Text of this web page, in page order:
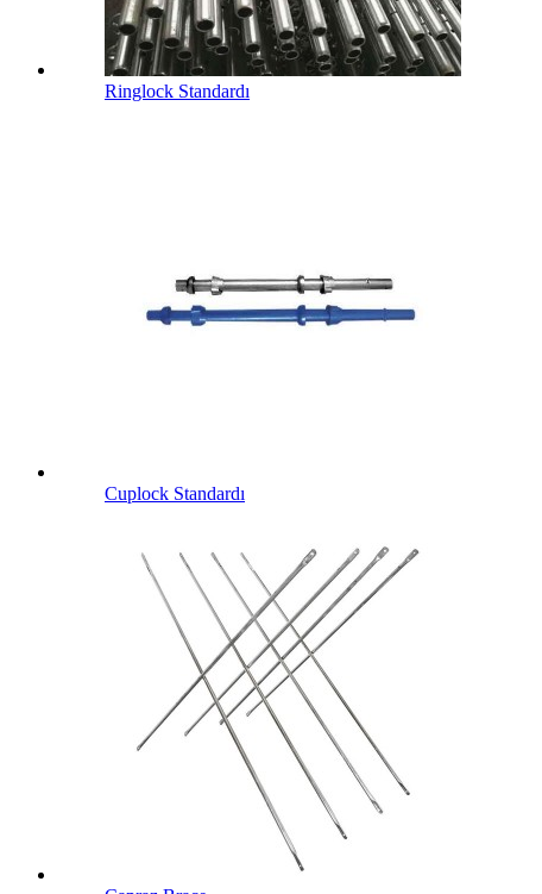
Ringlock Standardı
Cuplock Standardı